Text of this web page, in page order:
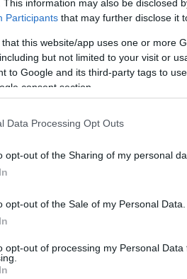
This information may also be disclosed
Participants that may further disclose it
that this website/app uses one or more
but not limited to your visit or
to Google and its third-party tags to
consent section.
Data Processing Opt Outs
opt-out of the Sharing of my personal
opt-out of the Sale of my Personal Data.
opt-out of processing my Personal Data
explainable content και άλλα
θέματαπου έχουν ουσία,
την είδησηαπό την αρχή ως
ποια είναι η
πολυμεσικά εργαλεία
και σύντομα
ομάδες του ομίλου.